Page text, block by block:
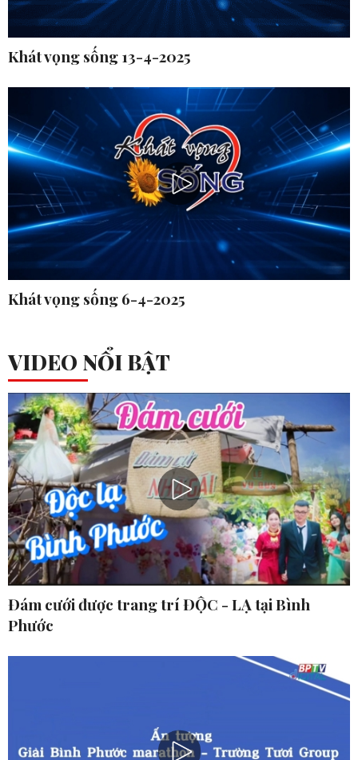
Khát vọng sống 13-4-2025
Khát vọng sống 6-4-2025
VIDEO NỔI BẬT
Đám cưới được trang trí ĐỘC - LẠ tại Bình
Phước